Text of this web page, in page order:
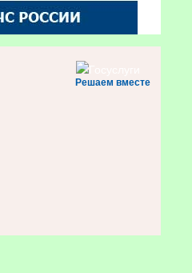
Решаем вместе